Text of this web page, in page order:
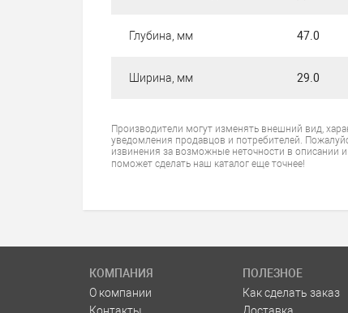
Глубина, мм 47.0
Ширина, мм 29.0
Производители могут изменять внешний вид,
уведомления продавцов и потребителей.
извинения за возможные неточности в описании
поможет сделать наш каталог еще точнее!
КОМПАНИЯ
О компании
ПОЛЕЗНОЕ
Как сделать заказ